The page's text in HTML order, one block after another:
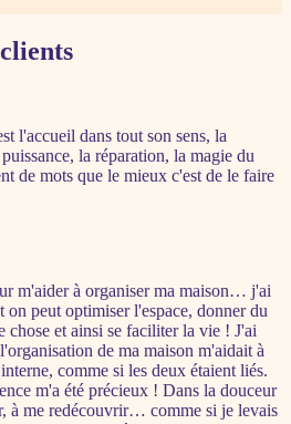
l'accueil dans tout son sens, la
la réparation, la magie du
de mots que le mieux c'est de le faire
m'aider à organiser ma maison… j'ai
on peut optimiser l'espace, donner du
chose et ainsi se faciliter la vie ! J'ai
de ma maison m'aidait à
comme si les deux étaient liés.
m'a été précieux ! Dans la douceur
à me redécouvrir… comme si je levais